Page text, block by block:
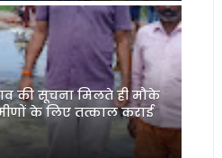
की सूचना मिलते ही मौके
के लिए तत्काल कराई